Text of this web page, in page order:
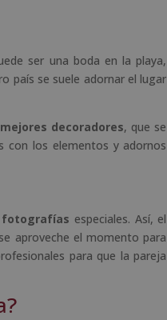
ser una boda en la playa,
país se suele adornar el lugar
decoradores, que se
con los elementos y adornos
especiales. Así, el
aproveche el momento para
para que la pareja